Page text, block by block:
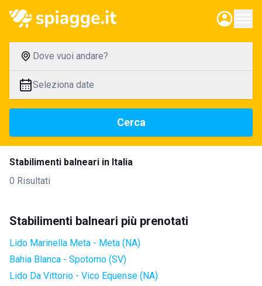
Dove vuoi andare?
Seleziona date
Cerca
Stabilimenti balneari in Italia
0 Risultati
Stabilimenti balneari più prenotati
Lido Marinella Meta - Meta (NA)
Bahia Blanca - Spotorno (SV)
Lido Da Vittorio - Vico Equense (NA)